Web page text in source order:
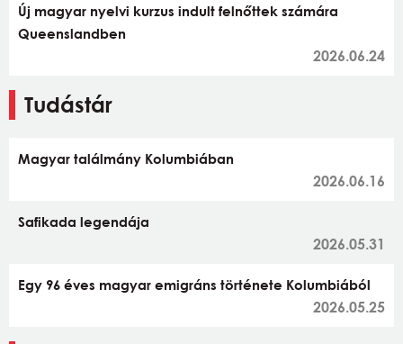
Új magyar nyelvi kurzus indult felnőttek számára
Queenslandben
2026.06.24
Tudástár
Magyar találmány Kolumbiában
2026.06.16
Safikada legendája
2026.05.31
Egy 96 éves magyar emigráns története Kolumbiából
2026.05.25